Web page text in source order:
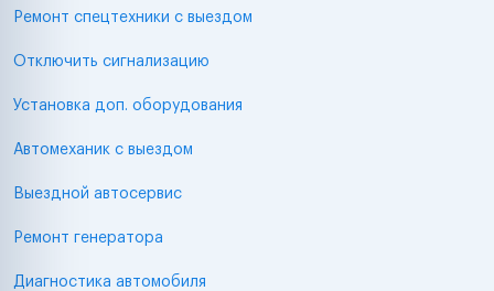
Ремонт спецтехники с выездом
Отключить сигнализацию
Установка доп. оборудования
Автомеханик с выездом
Выездной автосервис
Ремонт генератора
Диагностика автомобиля